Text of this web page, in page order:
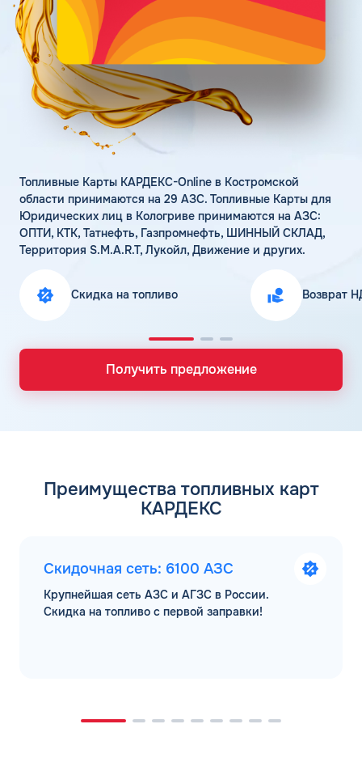
Статьи
Цена бензина и ДТ
Личный кабинет
Карта АЗС
Получить консультацию
Топливные Карты КАРДЕКС-Online в Костромской
области принимаются на 29 АЗС. Топливные Карты для
Юридических лиц в Кологриве принимаются на АЗС:
ОПТИ, КТК, Татнефть, Газпромнефть, ШИННЫЙ СКЛАД,
Территория S.M.A.R.T, Лукойл, Движение и других.
Скидка на топливо Возврат
Получить предложение
Преимущества топливных карт
КАРДЕКС
Скидочная сеть: 6100 АЗС
Крупнейшая сеть АЗС и АГЗС в России.
Скидка на топливо с первой заправки!